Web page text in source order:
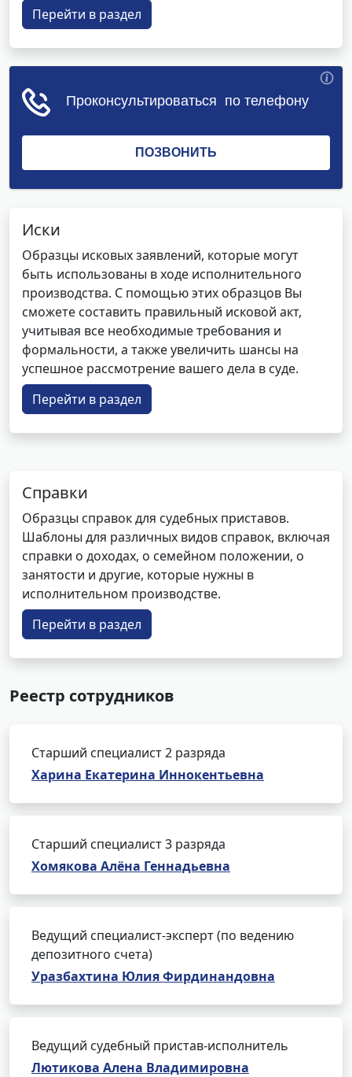
Перейти в раздел
Иски
Образцы исковых заявлений, которые могут
быть использованы в ходе исполнительного
производства. С помощью этих образцов Вы
сможете составить правильный исковой акт,
учитывая все необходимые требования и
формальности, а также увеличить шансы на
успешное рассмотрение вашего дела в суде.
Перейти в раздел
Справки
Образцы справок для судебных приставов.
Шаблоны для различных видов справок, включая
справки о доходах, о семейном положении, о
занятости и другие, которые нужны в
исполнительном производстве.
Перейти в раздел
Реестр сотрудников
Старший специалист 2 разряда
Харина Екатерина Иннокентьевна
Старший специалист 3 разряда
Хомякова Алёна Геннадьевна
Ведущий специалист-эксперт (по ведению
депозитного счета)
Уразбахтина Юлия Фирдинандовна
Ведущий судебный пристав-исполнитель
Лютикова Алена Владимировна